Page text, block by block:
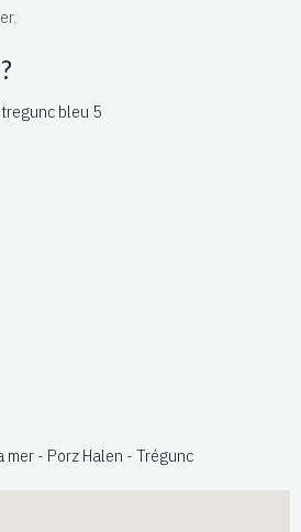
mer - Porz Halen - Trégunc